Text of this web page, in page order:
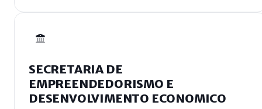
SECRETARIA DE
EMPREENDEDORISMO E
DESENVOLVIMENTO ECONOMICO